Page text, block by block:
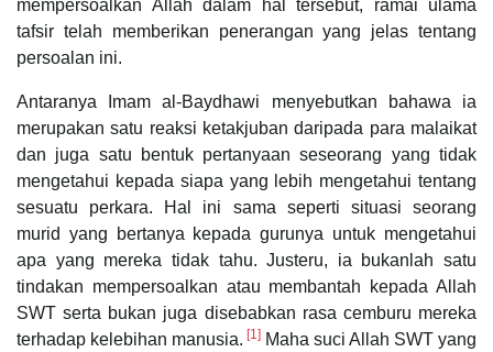
mempersoalkan Allah dalam hal tersebut, ramai ulama
tafsir telah memberikan penerangan yang jelas tentang
persoalan ini.
Antaranya Imam al-Baydhawi menyebutkan bahawa ia
merupakan satu reaksi ketakjuban daripada para malaikat
dan juga satu bentuk pertanyaan seseorang yang tidak
mengetahui kepada siapa yang lebih mengetahui tentang
sesuatu perkara. Hal ini sama seperti situasi seorang
murid yang bertanya kepada gurunya untuk mengetahui
apa yang mereka tidak tahu. Justeru, ia bukanlah satu
tindakan mempersoalkan atau membantah kepada Allah
SWT serta bukan juga disebabkan rasa cemburu mereka
terhadap kelebihan manusia. [1] Maha suci Allah SWT yang